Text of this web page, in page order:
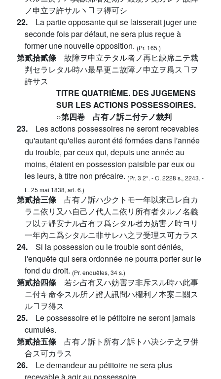
ノ申立ヲ許サルヽヿヲ得可シ
22. La partie opposante qui se laisserait juger une
seconde fois par défaut, ne sera plus reçue à
former une nouvelle opposition. (Pr. 165.)
第貳拾貳條 故障ヲ申立テタル者ノ再ヒ缺席ニテ裁
判セラレタル時ハ最早更ニ故障ノ申立ヲ爲スヿヲ
許サス
TITRE QUATRIÈME. DES JUGEMENS
SUR LES ACTIONS POSSESSOIRES.
○第四卷 占有ノ訴ニ付テノ裁判
23. Les actions possessoires ne seront recevables
qu'autant qu'elles auront été formées dans l'année
du trouble, par ceux qui, depuis une année au
moins, étaient en possession paisible par eux ou
les leurs, à titre non précaire. (Pr. 3 2°. - C. 2228 s., 2243. -
L. 25 mai 1838, art. 6.)
第貳拾三條 占有ノ訴ハ少クトモ一年以來己レ自カ
ラニ依リ又ハ自己ノ代人ニ依リ所有者タルノ名義
ヲ以テ靜安ナル占有ヲ爲シタル者カ妨害ノ時ヨリ
一年內ニ爲シタルニ非サレハ之ヲ受理ス可カラス
24. Si la possession ou le trouble sont déniés,
l'enquête qui sera ordonnée ne pourra porter sur le
fond du droit. (Pr. enquêtes, 34 s.)
第貳拾四條 若シ占有又ハ妨害ヲ非斥スル時ハ此事
ニ付キ命令スル所ノ證人訊問ハ權利ノ本案ニ關ス
ルヿヲ得ス
25. Le possessoire et le pétitoire ne seront jamais
cumulés.
第貳拾五條 占有ノ訴ト所有ノ訴トハ决シテ之ヲ併
合ス可カラス
26. Le demandeur au pétitoire ne sera plus